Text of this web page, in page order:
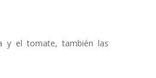
y el tomate, también las